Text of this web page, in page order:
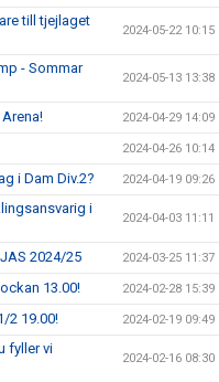
till tjejlaget
2024-05-22 10:15
- Sommar
2024-05-13 13:38
2024-04-29 14:09
2024-04-26 10:14
i Dam Div.2? 2024-04-19 09:26
i
2024-04-03 11:11
2024/25 2024-03-25 11:37
13.00! 2024-02-28 15:39
2 19.00! 2024-02-19 09:49
fyller vi
2024-02-16 08:30